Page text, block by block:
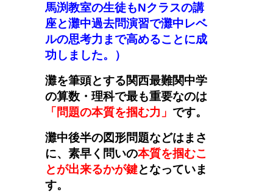
馬渕教室の生徒もNクラスの講
座と灘中過去問演習で灘中レベ
ルの思考力まで高めることに成
功しました。
）
灘を筆頭とする関西最難関中学
の算数・理科で最も重要なのは
「問題の本質を掴む力」 です。
灘中後半の図形問題などはまさ
に、素早く問いの本質を掴むこ
とが出来るかが鍵となっていま
す。